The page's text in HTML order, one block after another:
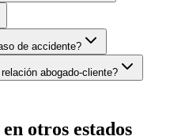
de accidente?
abogado-cliente?
otros estados